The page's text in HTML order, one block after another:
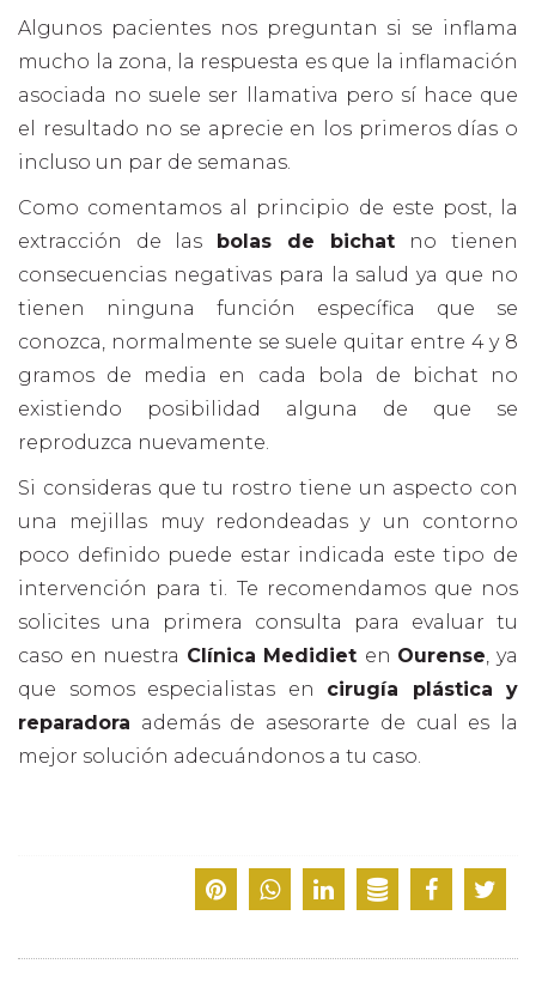
Algunos pacientes nos preguntan si se inflama
mucho la zona, la respuesta es que la inflamación
asociada no suele ser llamativa pero sí hace que
el resultado no se aprecie en los primeros días o
incluso un par de semanas.
Como comentamos al principio de este post, la
extracción de las
bolas de bichat no tienen
consecuencias negativas para la salud ya que no
tienen ninguna función específica que se
conozca, normalmente se suele quitar entre 4 y 8
gramos de media en cada bola de bichat no
existiendo posibilidad alguna de que se
reproduzca nuevamente.
Si consideras que tu rostro tiene un aspecto con
una mejillas muy redondeadas y un contorno
poco definido puede estar indicada este tipo de
intervención para ti. Te recomendamos que nos
solicites una primera consulta para evaluar tu
caso en nuestra Clínica Medidiet en Ourense, ya
que somos especialistas en cirugía plástica y
reparadora además de asesorarte de cual es la
mejor solución adecuándonos a tu caso.